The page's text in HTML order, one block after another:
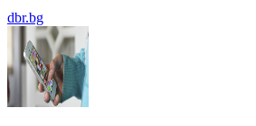
dbr.bg